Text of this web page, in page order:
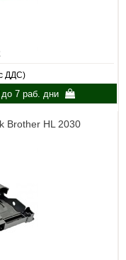
ДДС)
7 раб. дни
Brother HL 2030